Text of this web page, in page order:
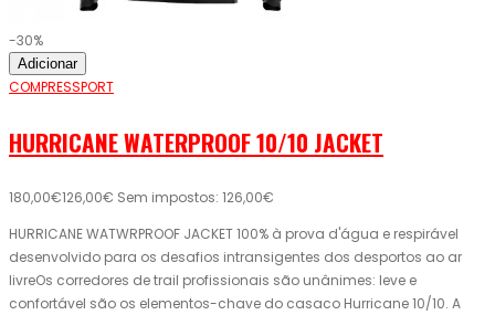
-30%
Adicionar
COMPRESSPORT
HURRICANE WATERPROOF 10/10 JACKET
180,00€126,00€ Sem impostos: 126,00€
HURRICANE WATWRPROOF JACKET 100% à prova d'água e respirável
desenvolvido para os desafios intransigentes dos desportos ao ar
livreOs corredores de trail profissionais são unânimes: leve e
confortável são os elementos-chave do casaco Hurricane 10/10. A